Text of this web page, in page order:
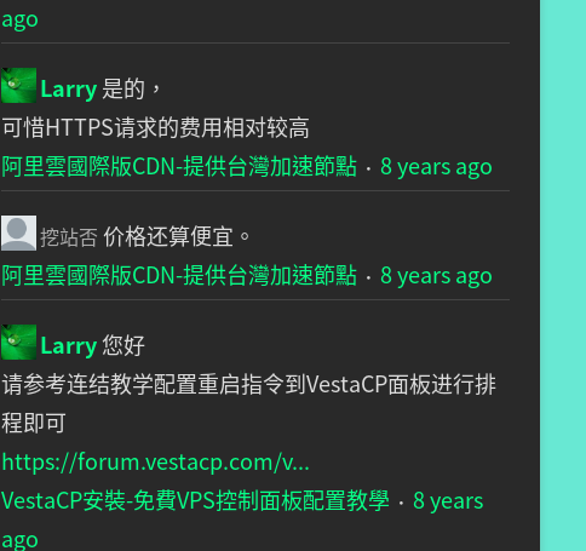
ago
Larry是的，
可惜HTTPS请求的费用相对较高
阿里雲國際版CDN-提供台灣加速節點 · 8 years ago
挖站否 价格还算便宜。
阿里雲國際版CDN-提供台灣加速節點 · 8 years ago
Larry您好
请参考连结教学配置重启指令到VestaCP面板进行排
程即可
https://forum.vestacp.com/v...
VestaCP安裝-免費VPS控制面板配置教學 · 8 years
ago